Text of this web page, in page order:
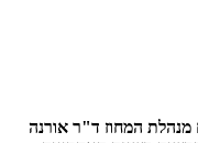
המחוז ד"ר אורנה